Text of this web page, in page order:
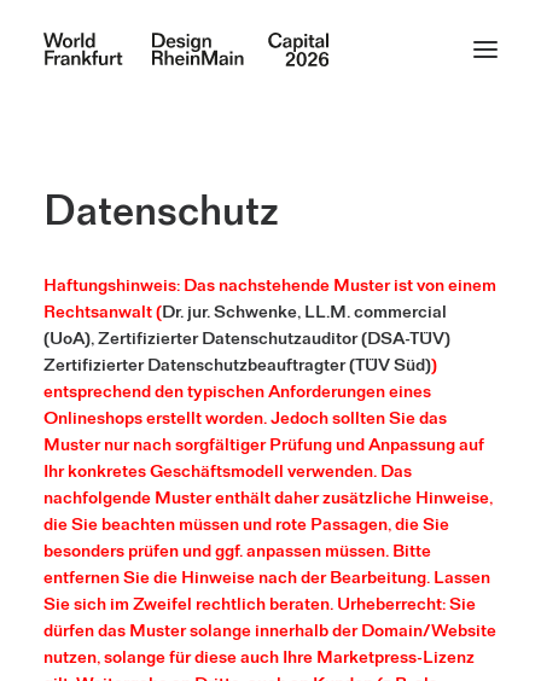
Datenschutz
Haftungshinweis: Das nachstehende Muster ist von einem
Rechtsanwalt (Dr. jur. Schwenke, LL.M. commercial
(UoA), Zertifizierter Datenschutzauditor (DSA-TÜV)
Zertifizierter Datenschutzbeauftragter (TÜV Süd))
entsprechend den typischen Anforderungen eines
Onlineshops erstellt worden. Jedoch sollten Sie das
Muster nur nach sorgfältiger Prüfung und Anpassung auf
Ihr konkretes Geschäftsmodell verwenden. Das
nachfolgende Muster enthält daher zusätzliche Hinweise,
die Sie beachten müssen und rote Passagen, die Sie
besonders prüfen und ggf. anpassen müssen. Bitte
entfernen Sie die Hinweise nach der Bearbeitung. Lassen
Sie sich im Zweifel rechtlich beraten. Urheberrecht: Sie
dürfen das Muster solange innerhalb der Domain/Website
nutzen, solange für diese auch Ihre Marketpress-Lizenz